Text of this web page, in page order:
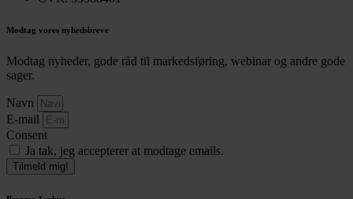
Modtag vores nyhedsbreve
Modtag nyheder, gode råd til markedsføring, webinar og andre gode
sager.
Navn
E-mail
Consent
Ja tak, jeg accepterer at modtage emails.
Tilmeld mig!